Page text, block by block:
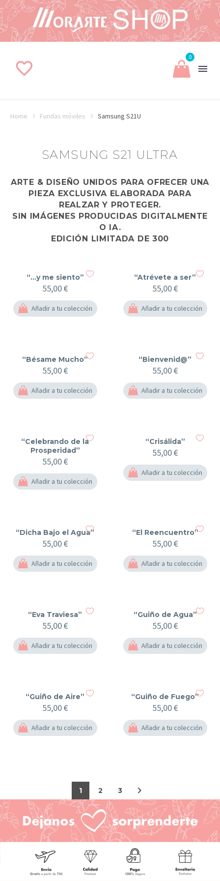
0
Home Fundas móviles Samsung S21U
SAMSUNG S21 ULTRA
ARTE & DISEÑO UNIDOS PARA OFRECER UNA
PIEZA EXCLUSIVA ELABORADA PARA
REALZAR Y PROTEGER.
SIN IMÁGENES PRODUCIDAS DIGITALMENTE
O IA.
EDICIÓN LIMITADA DE 300
“…y me siento”
55,00€
Añadir a tu colección
“Atrévete a ser”
55,00€
Añadir a tu colección
“Bésame Mucho”
55,00€
Añadir a tu colección
“Bienvenid@”
55,00€
Añadir a tu colección
“Celebrando de la
Prosperidad”
55,00€
Añadir a tu colección
“Crisálida”
55,00€
Añadir a tu colección
“Dicha Bajo el Agua”
55,00€
Añadir a tu colección
“El Reencuentro”
55,00€
Añadir a tu colección
“Eva Traviesa”
55,00€
Añadir a tu colección
“Guiño de Agua”
55,00€
Añadir a tu colección
“Guiño de Aire”
55,00€
Añadir a tu colección
“Guiño de Fuego”
55,00€
Añadir a tu colección
1 2 3